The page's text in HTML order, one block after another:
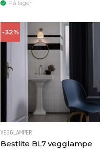
På lager
-32%
VEGGLAMPER
Bestlite BL7 vegglampe